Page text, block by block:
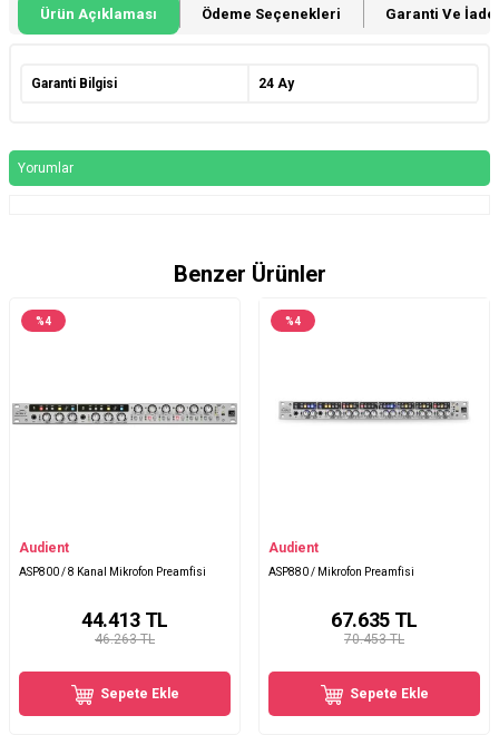
Ürün Açıklaması Ödeme Seçenekleri Garanti Ve İade
Garanti Bilgisi 24 Ay
Yorumlar
Benzer Ürünler
%4
Audient
ASP800 / 8 Kanal Mikrofon Preamfisi
46.263 TL
44.413TL
Sepete Ekle
%4
Audient
ASP880 / Mikrofon Preamfisi
70.453 TL
67.635TL
Sepete Ekle